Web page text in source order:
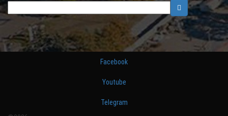
Facebook
Youtube
Telegram